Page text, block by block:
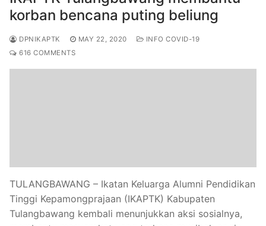
korban bencana puting beliung
DPNIKAPTK MAY 22, 2020
INFO COVID-19
616 COMMENTS
TULANGBAWANG – Ikatan Keluarga Alumni Pendidikan
Tinggi Kepamongprajaan (IKAPTK) Kabupaten
Tulangbawang kembali menunjukkan aksi sosialnya,